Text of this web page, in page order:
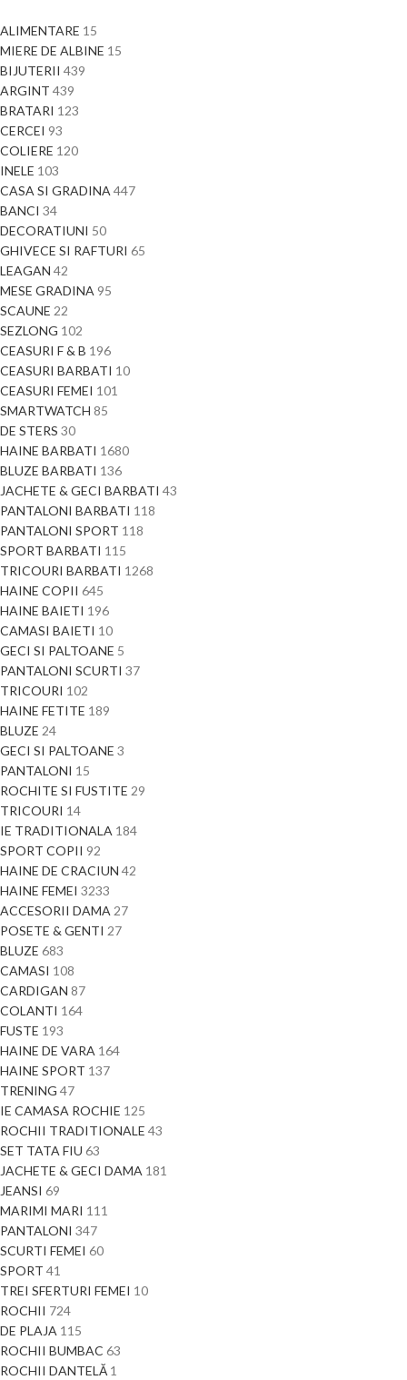
ALIMENTARE 15
MIERE DE ALBINE 15
BIJUTERII 439
ARGINT 439
BRATARI 123
CERCEI 93
COLIERE 120
INELE 103
CASA SI GRADINA447
BANCI 34
DECORATIUNI 50
GHIVECE SI RAFTURI 65
LEAGAN 42
MESE GRADINA 95
SCAUNE 22
SEZLONG 102
CEASURI F & B 196
CEASURI BARBATI 10
CEASURI FEMEI 101
SMARTWATCH 85
DE STERS 30
HAINE BARBATI 1680
BLUZE BARBATI 136
JACHETE & GECI BARBATI 43
PANTALONI BARBATI 118
PANTALONI SPORT 118
SPORT BARBATI 115
TRICOURI BARBATI 1268
HAINE COPII 645
HAINE BAIETI 196
CAMASI BAIETI 10
GECI SI PALTOANE 5
PANTALONI SCURTI 37
TRICOURI 102
HAINE FETITE 189
BLUZE 24
GECI SI PALTOANE 3
PANTALONI 15
ROCHITE SI FUSTITE 29
TRICOURI 14
IE TRADITIONALA 184
SPORT COPII 92
HAINE DE CRACIUN 42
HAINE FEMEI 3233
ACCESORII DAMA27
POSETE & GENTI 27
BLUZE 683
CAMASI 108
CARDIGAN 87
COLANTI 164
FUSTE 193
HAINE DE VARA 164
HAINE SPORT 137
TRENING 47
IE CAMASA ROCHIE 125
ROCHII TRADITIONALE 43
SET TATA FIU 63
JACHETE & GECI DAMA 181
JEANSI 69
MARIMI MARI 111
PANTALONI 347
SCURTI FEMEI 60
SPORT 41
TREI SFERTURI FEMEI 10
ROCHII 724
DE PLAJA 115
ROCHII BUMBAC 63
ROCHII DANTELĂ 1